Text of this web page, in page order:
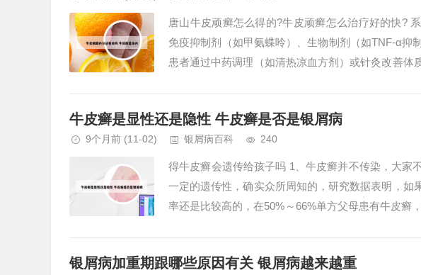
唐山牛皮顽癣怎么得的?牛皮顽癣怎么治疗好的快?
免疫抑制剂（如甲氨蝶呤）、生物制剂（如TNF-α抑
患者通过中药调理（如清热凉血方剂）或针灸改善体
牛皮癣是显性还是隐性 牛皮癣是否是银屑病
9个月前 (11-02) 银屑病百科 240
得牛皮癣会遗传给孩子吗 1、牛皮癣并不传染，大家
一定的遗传性，确实众所周知的，研究数据表明，如
率还是比较高的，在50%～66%单方父母患有牛皮癣
银屑病加重期跟哪些原因有关 银屑病越来越重